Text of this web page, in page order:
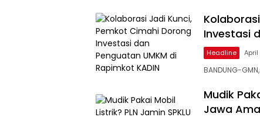
Investasi
Headline April
BANDUNG-
Mudik
Jawa